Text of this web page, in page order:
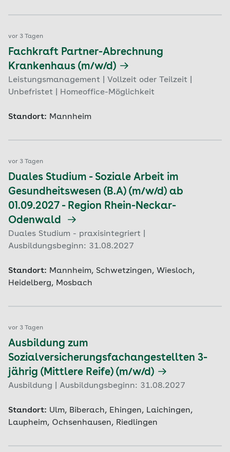
vor 3 Tagen
Fachkraft Partner-Abrechnung
Krankenhaus (m/w/d)
Leistungsmanagement | Vollzeit oder Teilzeit |
Unbefristet | Homeoffice-Möglichkeit
Standort: Mannheim
vor 3 Tagen
Duales Studium - Soziale Arbeit im
Gesundheitswesen (B.A) (m/w/d) ab
01.09.2027 - Region Rhein-Neckar-
Odenwald
Duales Studium - praxisintegriert |
Ausbildungsbeginn: 31.08.2027
Standort: Mannheim, Schwetzingen, Wiesloch,
Heidelberg, Mosbach
vor 3 Tagen
Ausbildung zum
Sozialversicherungsfachangestellten 3-
jährig (Mittlere Reife) (m/w/d)
Ausbildung | Ausbildungsbeginn: 31.08.2027
Standort: Ulm, Biberach, Ehingen, Laichingen,
Laupheim, Ochsenhausen, Riedlingen